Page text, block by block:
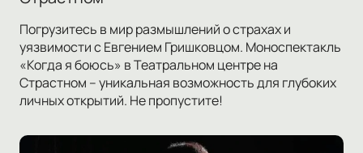
Погрузитесь в мир размышлений о страхах и
уязвимости с Евгением Гришковцом. Моноспектакль
«Когда я боюсь» в Театральном центре на
Страстном – уникальная возможность для глубоких
личных открытий. Не пропустите!